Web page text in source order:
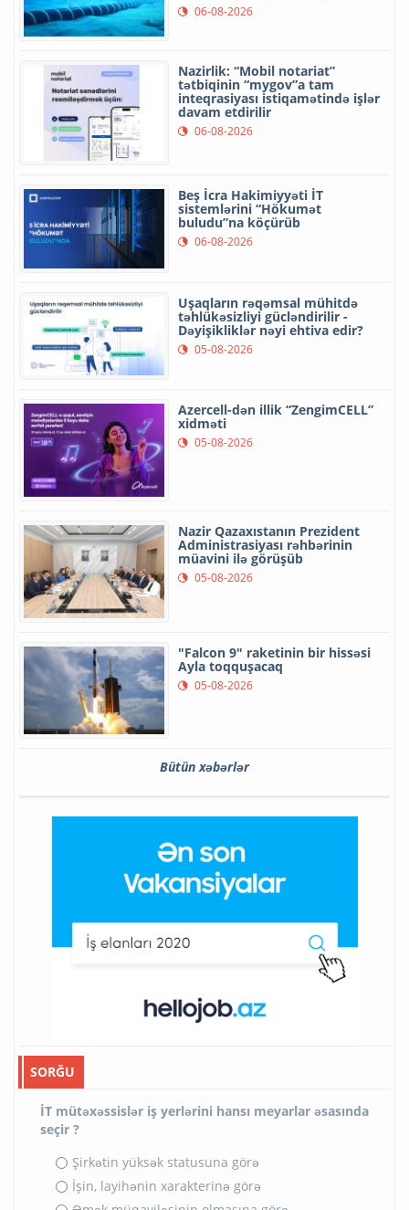
06-08-2026
Nazirlik: “Mobil notariat”
tətbiqinin “mygov”a tam
inteqrasiyası istiqamətində işlər
davam etdirilir
06-08-2026
Beş İcra Hakimiyyəti İT
sistemlərini “Hökumət
buludu”na köçürüb
06-08-2026
Uşaqların rəqəmsal mühitdə
təhlükəsizliyi gücləndirilir -
Dəyişikliklər nəyi ehtiva edir?
05-08-2026
Azercell-dən illik “ZengimCELL”
xidməti
05-08-2026
Nazir Qazaxıstanın Prezident
Administrasiyası rəhbərinin
müavini ilə görüşüb
05-08-2026
"Falcon 9" raketinin bir hissəsi
Ayla toqquşacaq
05-08-2026
Bütün xəbərlər
SORĞU
İT mütəxəssislər iş yerlərini hansı meyarlar əsasında
seçir ?
Şirkətin yüksək statusuna görə
İşin, layihənin xarakterinə görə